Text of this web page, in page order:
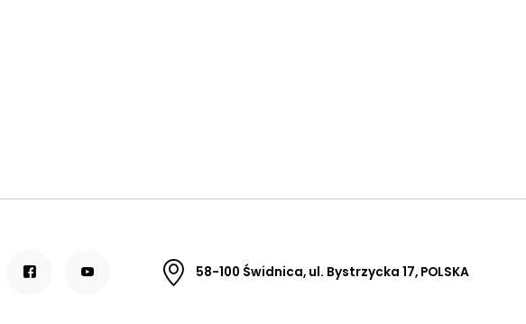
58-100 Świdnica, ul. Bystrzycka 17, POLSKA